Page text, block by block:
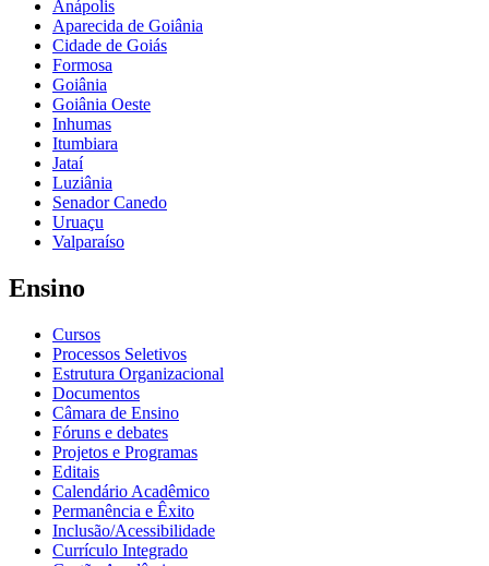
Anápolis
Aparecida de Goiânia
Cidade de Goiás
Formosa
Goiânia
Goiânia Oeste
Inhumas
Itumbiara
Jataí
Luziânia
Senador Canedo
Uruaçu
Valparaíso
Ensino
Cursos
Processos Seletivos
Estrutura Organizacional
Documentos
Câmara de Ensino
Fóruns e debates
Projetos e Programas
Editais
Calendário Acadêmico
Permanência e Êxito
Inclusão/Acessibilidade
Currículo Integrado